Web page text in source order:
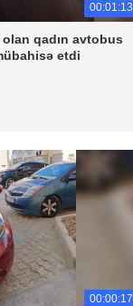
00:01:13
qadın avtobus
etdi
00:00:17